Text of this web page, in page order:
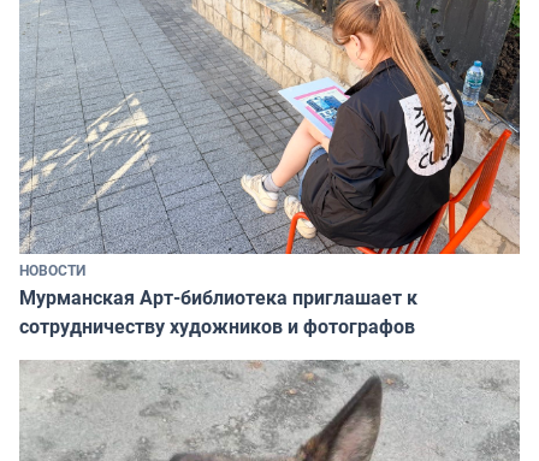
НОВОСТИ
Мурманская Арт-библиотека приглашает к
сотрудничеству художников и фотографов